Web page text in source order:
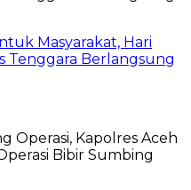
Masyarakat, Hari
Tenggara Berlangsung